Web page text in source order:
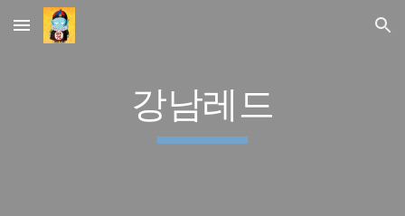
Skip to main content Skip to navigation
강남레드